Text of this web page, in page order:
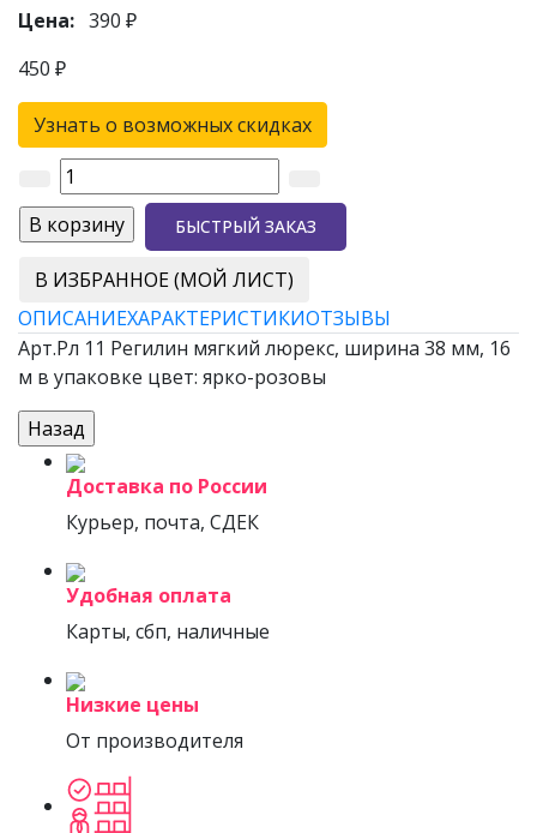
Цена: 390 ₽
450 ₽
Узнать о возможных скидках
БЫСТРЫЙ ЗАКАЗ
В ИЗБРАННОЕ (МОЙ ЛИСТ)
ОПИСАНИЕХАРАКТЕРИСТИКИОТЗЫВЫ
Арт.Рл 11 Регилин мягкий люрекс, ширина 38 мм, 16
м в упаковке цвет: ярко-розовы
Доставка по России
Курьер, почта, СДЕК
Удобная оплата
Карты, сбп, наличные
Низкие цены
От производителя